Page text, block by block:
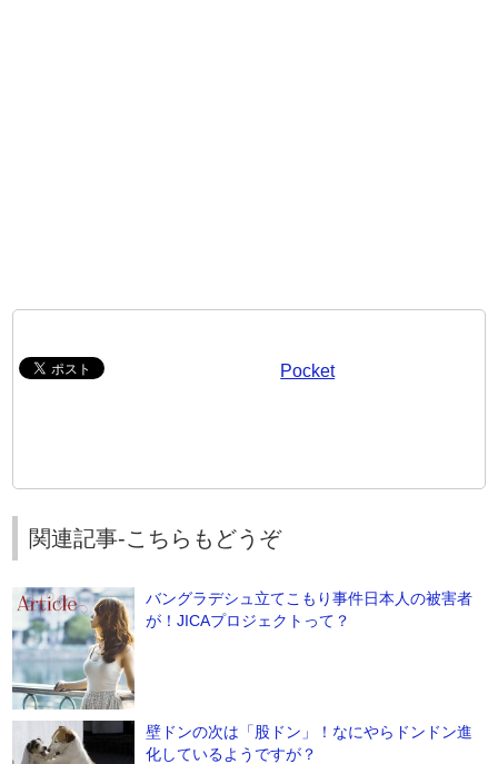
Pocket
関連記事-こちらもどうぞ
バングラデシュ立てこもり事件日本人の被害者
が！JICAプロジェクトって？
壁ドンの次は「股ドン」！なにやらドンドン進
化しているようですが？